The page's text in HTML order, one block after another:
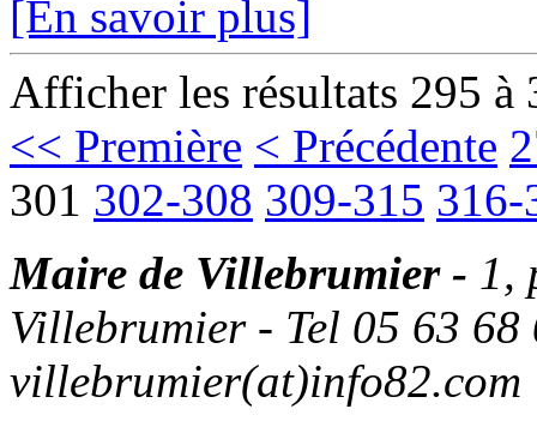
[En savoir plus]
Afficher les résultats 295 à
<< Première < Précédente
301 302-308 309-315 316-
Maire de Villebrumier - 1,
Villebrumier - Tel 05 63
villebrumier(at)info82.com